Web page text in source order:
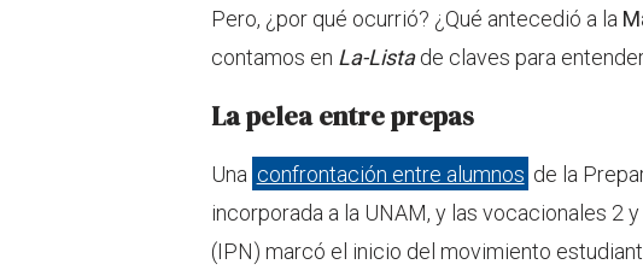
Pero, ¿por qué ocurrió? ¿Qué antecedió a la
contamos en La-Listade claves para
La pelea entre prepas
Una confrontación entre alumnos de la
incorporada a la UNAM, y las vocacionales 2
(IPN) marcó el inicio del movimiento